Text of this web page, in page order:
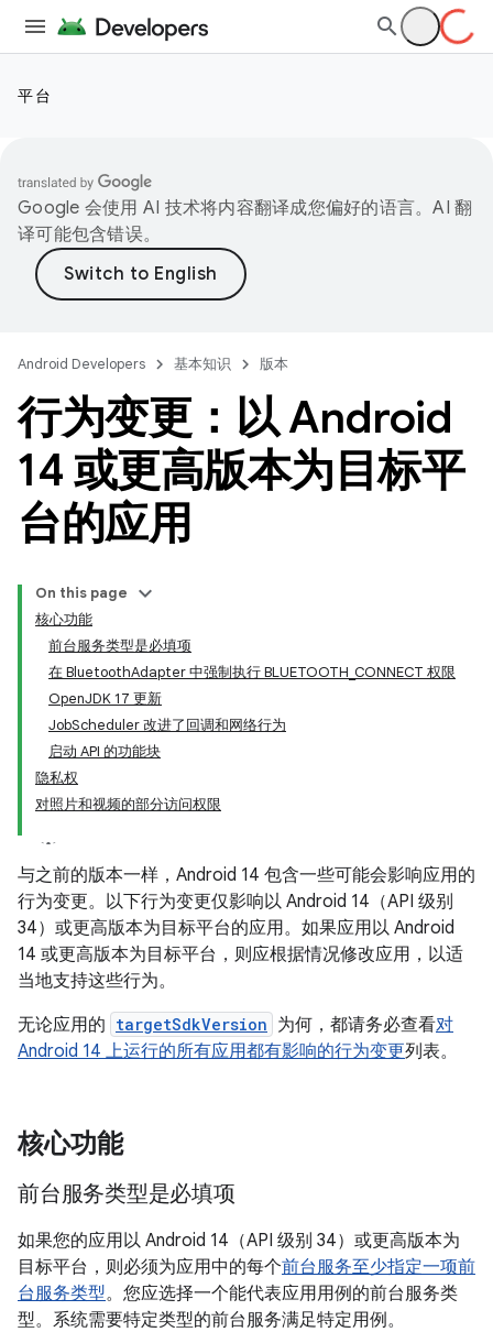
平台
Google 会使用 AI 技术将内容翻译成您偏好的语言。AI 翻
译可能包含错误。
Android Developers 基本知识 版本
行为变更：以 Android
14 或更高版本为目标平
台的应用
On this page
核心功能
前台服务类型是必填项
在 BluetoothAdapter 中强制执行 BLUETOOTH_CONNECT 权限
OpenJDK 17 更新
JobScheduler 改进了回调和网络行为
启动 API 的功能块
隐私权
对照片和视频的部分访问权限
与之前的版本一样，Android 14 包含一些可能会影响应用的
行为变更。以下行为变更仅影响以 Android 14（API 级别
34）或更高版本为目标平台的应用。如果应用以 Android
14 或更高版本为目标平台，则应根据情况修改应用，以适
当地支持这些行为。
无论应用的 targetSdkVersion 为何，都请务必查看对
Android 14 上运行的所有应用都有影响的行为变更列表。
核心功能
前台服务类型是必填项
如果您的应用以 Android 14（API 级别 34）或更高版本为
目标平台，则必须为应用中的每个前台服务至少指定一项前
台服务类型。您应选择一个能代表应用用例的前台服务类
型。系统需要特定类型的前台服务满足特定用例。